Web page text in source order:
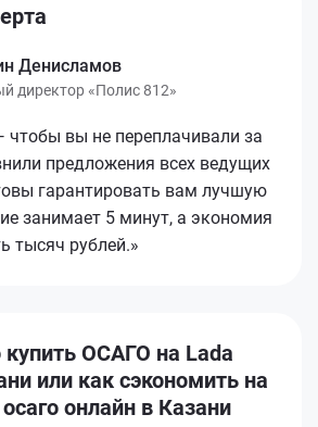
Денисламов
директор «Полис 812»
вы не переплачивали за
предложения всех ведущих
гарантировать вам лучшую
занимает 5 минут, а экономия
тысяч рублей.»
ОСАГО на Lada
или как сэкономить на
онлайн в Казани